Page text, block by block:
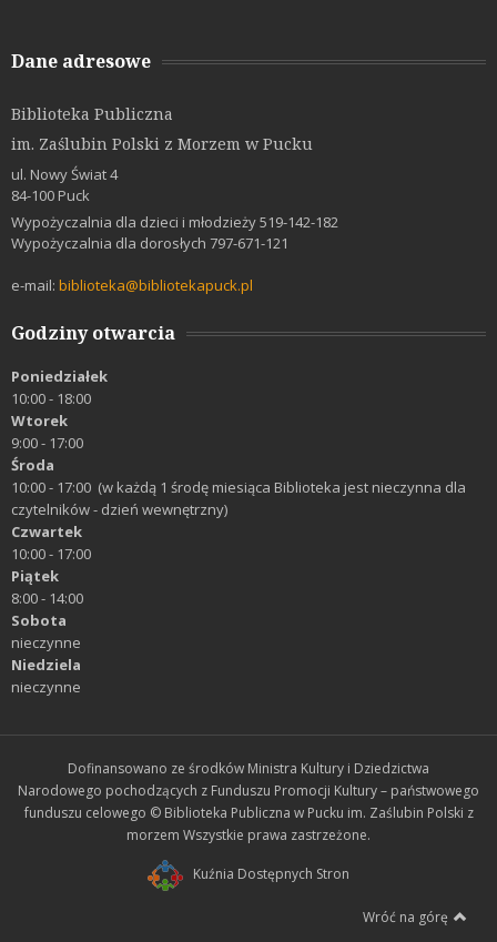
Dane adresowe
Biblioteka Publiczna
im. Zaślubin Polski z Morzem w Pucku
ul. Nowy Świat 4
84-100 Puck
Wypożyczalnia dla dzieci i młodzieży 519-142-182
Wypożyczalnia dla dorosłych 797-671-121
e-mail: biblioteka@bibliotekapuck.pl
Godziny otwarcia
Poniedziałek
10:00 - 18:00
Wtorek
9:00 - 17:00
Środa
10:00 - 17:00 (w każdą 1 środę miesiąca Biblioteka jest nieczynna dla
czytelników - dzień wewnętrzny)
Czwartek
10:00 - 17:00
Piątek
8:00 - 14:00
Sobota
nieczynne
Niedziela
nieczynne
Dofinansowano ze środków Ministra Kultury i Dziedzictwa
Narodowego pochodzących z Funduszu Promocji Kultury – państwowego
funduszu celowego © Biblioteka Publiczna w Pucku im. Zaślubin Polski z
morzem Wszystkie prawa zastrzeżone.
Kuźnia Dostępnych Stron
Wróć na górę